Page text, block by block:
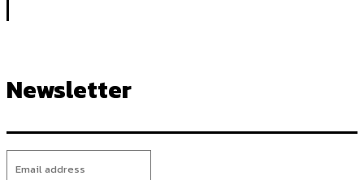
Newsletter